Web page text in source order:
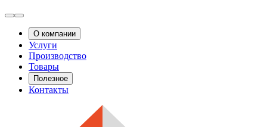
О компании
Услуги
Производство
Товары
Полезное
Контакты